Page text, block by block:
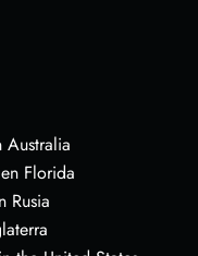
Florida
Rusia